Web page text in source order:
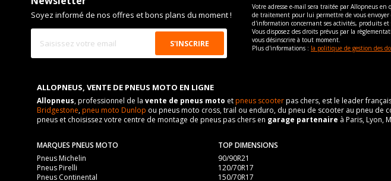
Soyez informé de nos offres et bons plans du moment !
Votre adresse e-mail sera traitée par Allopneus en
de traitement pour lui permettre de vous envoyer
d'information concernant ses activités, produits et
Vous disposez des droits prévus par la
vous désinscrire à tout moment.
Plus d'informations : la politique de gestion des
ALLOPNEUS, VENTE DE PNEUS MOTO EN LIGNE
Allopneus, professionnel de la vente de pneus moto etpneus scooterpas chers, est le leader
Bridgestone,pneu moto Dunlop ou pneus moto cross, trail ou enduro, du pneu de scooter au pneu de
pneus et choisissez votre centre de montage de pneus pas chers en garage partenaire à Paris, Lyon,
MARQUES PNEUS MOTO
Pneus Michelin
Pneus Pirelli
Pneus Continental
TOP DIMENSIONS
90/90R21
120/70R17
150/70R17